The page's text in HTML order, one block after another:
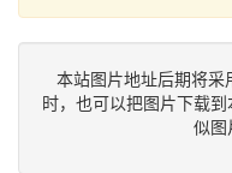
本站图片地址后期将
时，也可以把图片下载
似图